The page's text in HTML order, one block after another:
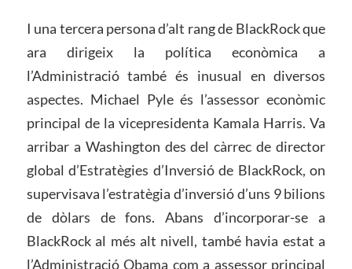
I una tercera persona d’alt rang de BlackRock que
ara dirigeix ​​la política econòmica a
l’Administració també és inusual en diversos
aspectes. Michael Pyle és l’assessor econòmic
principal de la vicepresidenta Kamala Harris. Va
arribar a Washington des del càrrec de director
global d’Estratègies d’Inversió de BlackRock, on
supervisava l’estratègia d’inversió d’uns 9 bilions
de dòlars de fons. Abans d’incorporar-se a
BlackRock al més alt nivell, també havia estat a
l’Administració Obama com a assessor principal